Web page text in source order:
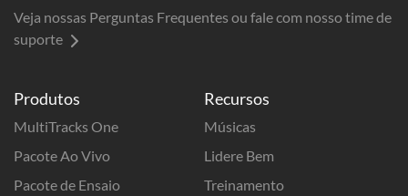
Produtos
MultiTracks One
Pacote Ao Vivo
Pacote de Ensaio
Recursos
Músicas
Lidere Bem
Treinamento
Veja nossas Perguntas Frequentes ou fale com nosso time de
suporte